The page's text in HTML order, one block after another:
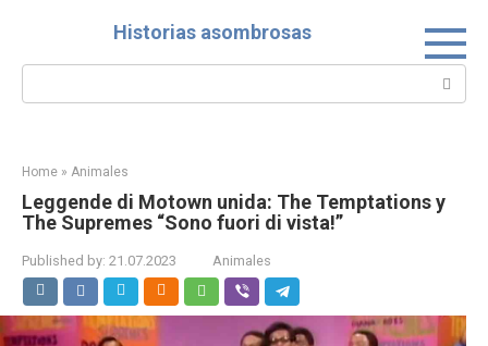
Historias asombrosas
Search:
Home » Animales
Leggende di Motown unida: The Temptations y
The Supremes “Sono fuori di vista!”
Published by: 21.07.2023 Animales